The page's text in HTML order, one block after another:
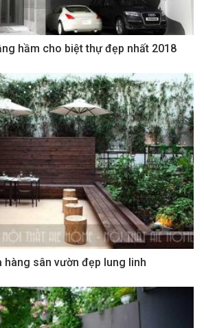
hầm cho biệt thự đẹp nhất 2018
hàng sân vườn đẹp lung linh